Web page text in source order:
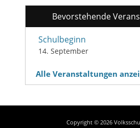
Bevorstehende
Schulbeginn
14. September
Alle Veranstaltungen
Copyright © 2026